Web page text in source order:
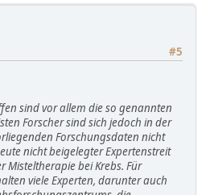
#5
sind vor allem die so genannten
Forscher sind sich jedoch in der
Forschungsdaten nicht
nicht beigelegter Expertenstreit
Misteltherapie bei Krebs. Für
viele Experten, darunter auch